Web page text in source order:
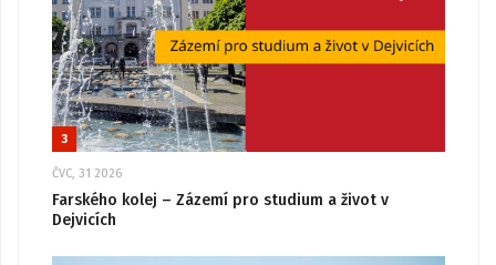
3
ČVC, 31 2026
Farského kolej – Zázemí pro studium a život v
Dejvicích